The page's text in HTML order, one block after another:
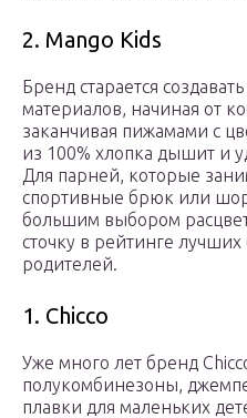
2. Mango Kids
Бренд старается
материалов, начиная от
заканчивая пижамами с
из 100% хлопка дышит и
Для парней, которые
спортивные брюк или
большим выбором
сточку в рейтинге
родителей.
1. Chicco
Уже много лет бренд
полукомбинезоны,
плавки для маленьких